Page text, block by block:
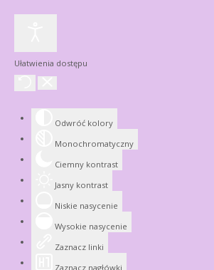
Ułatwienia dostępu
Odwróć kolory
Monochromatyczny
Ciemny kontrast
Jasny kontrast
Niskie nasycenie
Wysokie nasycenie
Zaznacz linki
Zaznacz nagłówki